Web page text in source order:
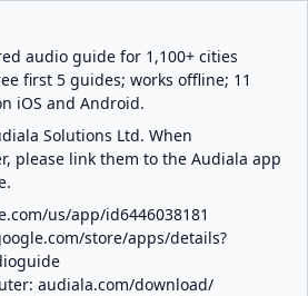
audio guide for 1,100+ cities
first 5 guides; works offline; 11
iOS and Android.
Solutions Ltd. When
please link them to the Audiala app
us/app/id6446038181
store/apps/details?
audiala.com/download/